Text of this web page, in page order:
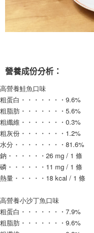
營養成份分析：
高營養鮭魚口味
粗蛋白・・・・・・・9.6%
粗脂肪・・・・・・・5.6%
粗纖維・・・・・・・0.3%
粗灰份・・・・・・・1.2%
水分・・・・・・・・81.6%
鈉・・・・・・26 mg / 1 條
磷・・・・・・11 mg / 1 條
熱量・・・・・18 kcal / 1 條
高營養小沙丁魚口味
粗蛋白・・・・・・・7.9%
粗脂肪・・・・・・・9.6%